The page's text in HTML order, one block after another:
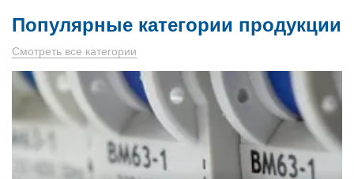
Популярные категории продукции
Смотреть все категории